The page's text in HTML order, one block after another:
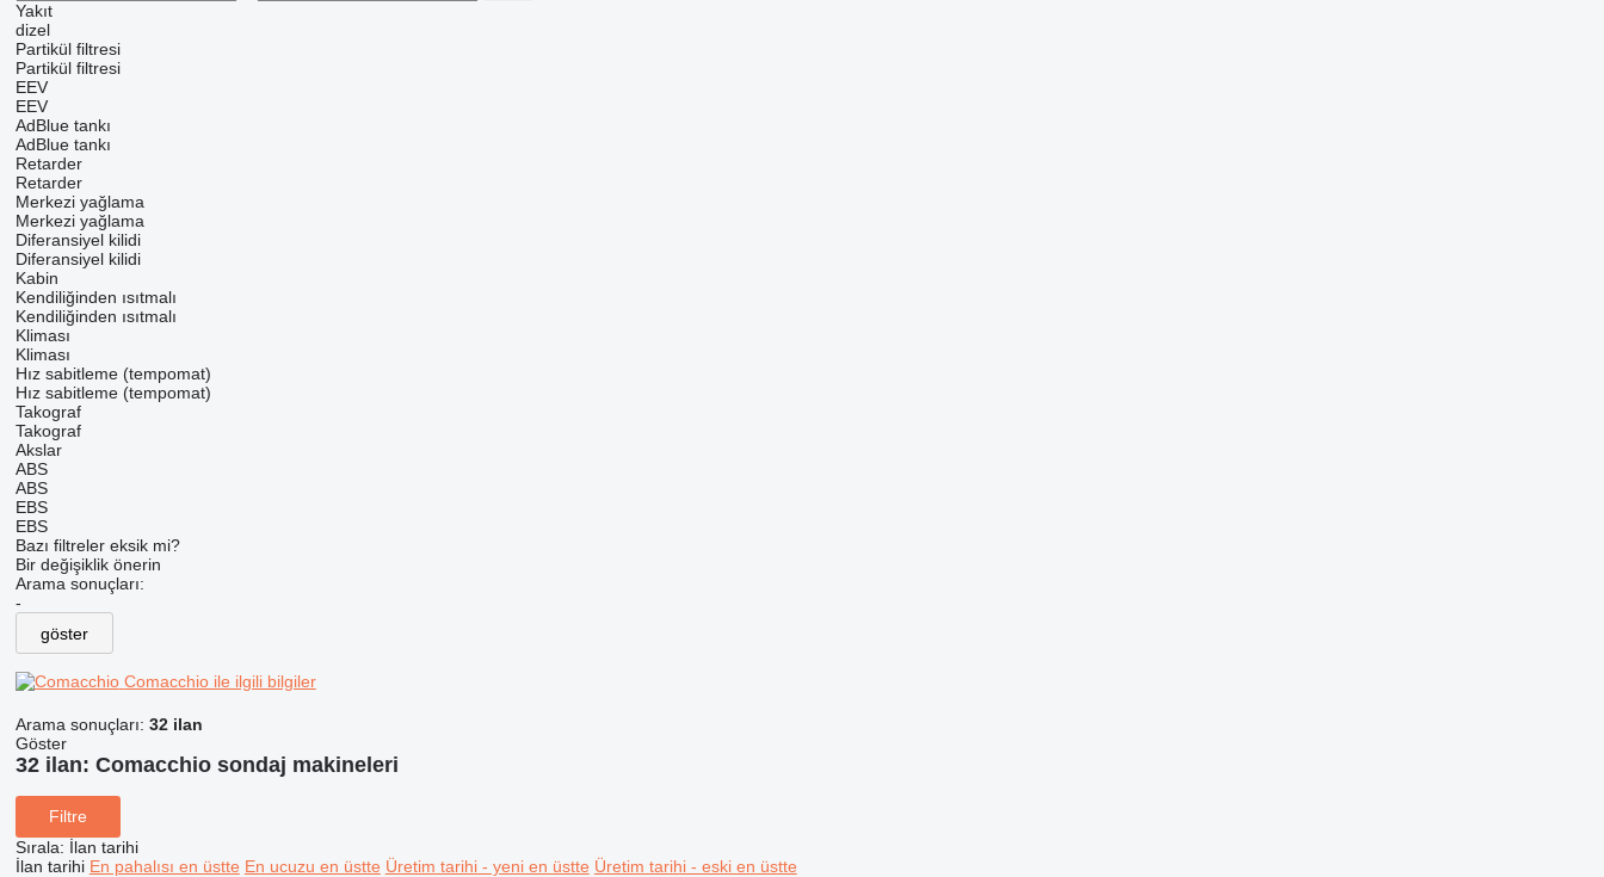
Yakıt
dizel
Partikül filtresi
Partikül filtresi
EEV
EEV
AdBlue tankı
AdBlue tankı
Retarder
Retarder
Merkezi yağlama
Merkezi yağlama
Diferansiyel kilidi
Diferansiyel kilidi
Kabin
Kendiliğinden ısıtmalı
Kendiliğinden ısıtmalı
Kliması
Kliması
Hız sabitleme (tempomat)
Hız sabitleme (tempomat)
Takograf
Takograf
Akslar
ABS
ABS
EBS
EBS
Bazı filtreler eksik mi?
Bir değişiklik önerin
Arama sonuçları:
-
göster
Comacchio ile ilgili bilgiler
Arama sonuçları: 32 ilan
Göster
32 ilan: Comacchio sondaj makineleri
Filtre
Sırala: İlan tarihi
İlan tarihi En pahalısı en üstte En ucuzu en üstte Üretim tarihi - yeni en üstte Üretim tarihi - eski en üstte